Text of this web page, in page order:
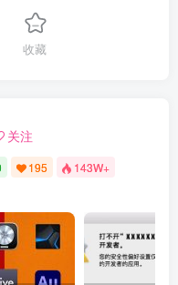
收藏
关注
195 143W+